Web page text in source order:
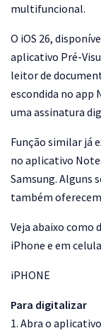
multifuncional.
O iOS 26,
aplicativo Pré-
leitor de
escondida no app
uma assinatura
Função similar já
no aplicativo
Samsung. Alguns
também
Veja abaixo como
iPhone e em
iPHONE
Para digitalizar
1. Abra o